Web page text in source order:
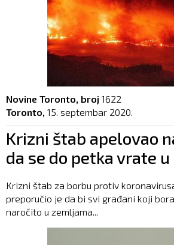
Novine Toronto, broj 1622
Toronto, 15. septembar 2020.
Krizni štab apelovao
da se do petka vrate u
Krizni štab za borbu protiv
preporučio je da bi svi građani koji
naročito u zemljama...